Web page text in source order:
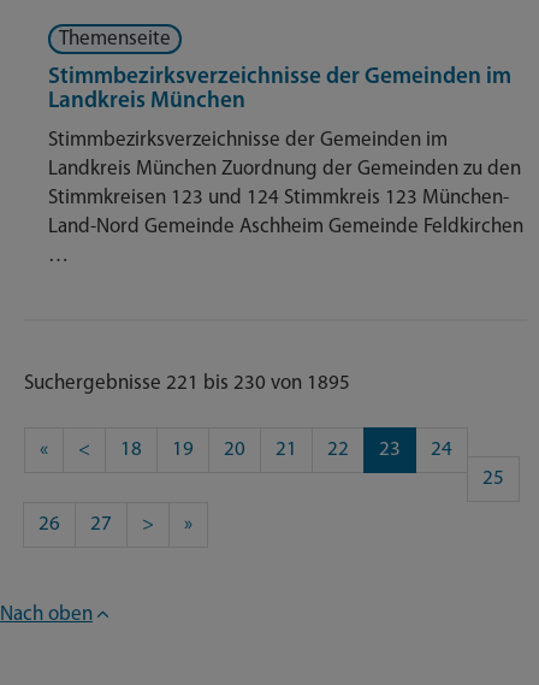
Themenseite
Stimmbezirksverzeichnisse der Gemeinden im
Landkreis München
Stimmbezirksverzeichnisse der Gemeinden im
Landkreis München Zuordnung der Gemeinden zu den
Stimmkreisen 123 und 124 Stimmkreis 123 München-
Land-Nord Gemeinde Aschheim Gemeinde Feldkirchen
…
Suchergebnisse 221 bis 230 von 1895
« < 18 19 20 21 22 23
24
25
26 27 > »
Nach oben